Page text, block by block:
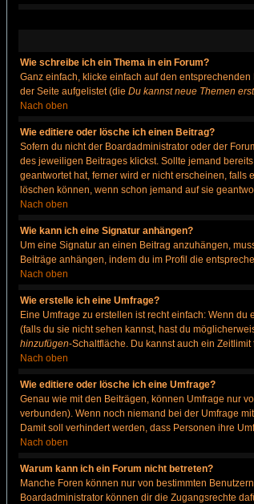
Wie schreibe ich ein Thema in ein Forum?
Ganz einfach, klicke einfach auf den
der Seite aufgelistet (die Du kannst neue Themen
Nach oben
Wie editiere oder lösche ich einen Beitrag?
Sofern du nicht der Boardadministrator oder der
des jeweiligen Beitrages klickst. Sollte jemand
geantwortet hat, ferner wird er nicht erscheinen,
löschen können, wenn schon jemand auf sie
Nach oben
Wie kann ich eine Signatur anhängen?
Um eine Signatur an einen Beitrag anzuhängen,
Beiträge anhängen, indem du im Profil die
Nach oben
Wie erstelle ich eine Umfrage?
Eine Umfrage zu erstellen ist recht einfach: Wenn
(falls du sie nicht sehen kannst, hast du
hinzufügen-Schaltfläche. Du kannst auch ein
Nach oben
Wie editiere oder lösche ich eine Umfrage?
Genau wie mit den Beiträgen, können Umfrage nur
verbunden). Wenn noch niemand bei der Umfrage
Damit soll verhindert werden, dass Personen ihre
Nach oben
Warum kann ich ein Forum nicht betreten?
Manche Foren können nur von bestimmten
Boardadministrator können dir die Zugangsrechte